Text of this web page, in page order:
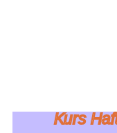
Kurs